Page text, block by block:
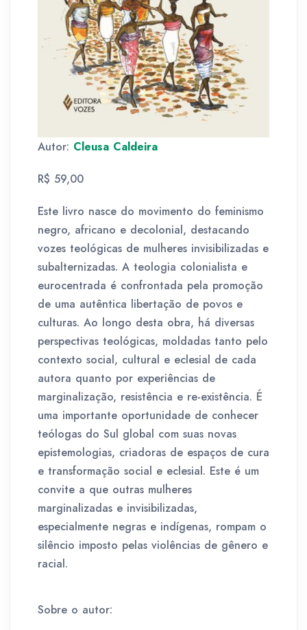
Autor: Cleusa Caldeira
R$ 59,00
Este livro nasce do movimento do feminismo
negro, africano e decolonial, destacando
vozes teológicas de mulheres invisibilizadas e
subalternizadas. A teologia colonialista e
eurocentrada é confrontada pela promoção
de uma autêntica libertação de povos e
culturas. Ao longo desta obra, há diversas
perspectivas teológicas, moldadas tanto pelo
contexto social, cultural e eclesial de cada
autora quanto por experiências de
marginalização, resistência e re-existência. É
uma importante oportunidade de conhecer
teólogas do Sul global com suas novas
epistemologias, criadoras de espaços de cura
e transformação social e eclesial. Este é um
convite a que outras mulheres
marginalizadas e invisibilizadas,
especialmente negras e indígenas, rompam o
silêncio imposto pelas violências de gênero e
racial.
Sobre o autor: